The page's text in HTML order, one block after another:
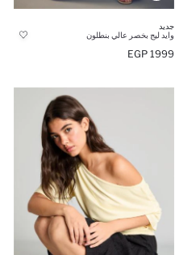
جديد
وايد ليج بخصر عالي بنطلون
1999 EGP